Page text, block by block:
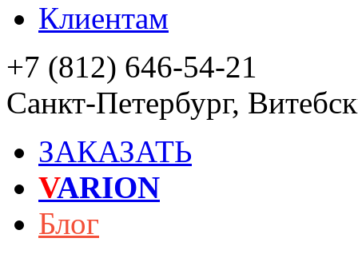
Клиентам
+7 (812) 646-54-21
Санкт-Петербург,
ЗАКАЗАТЬ
VARION
Блог